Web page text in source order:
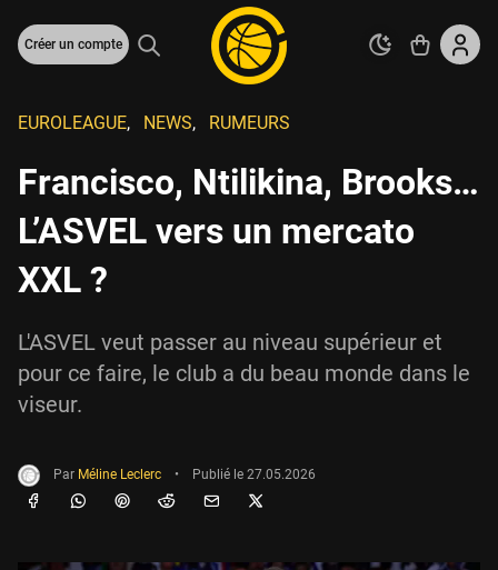
Créer un compte
EUROLEAGUE, NEWS, RUMEURS
Francisco, Ntilikina, Brooks…
L’ASVEL vers un mercato
XXL ?
L'ASVEL veut passer au niveau supérieur et
pour ce faire, le club a du beau monde dans le
viseur.
Par Méline Leclerc • Publié le 27.05.2026